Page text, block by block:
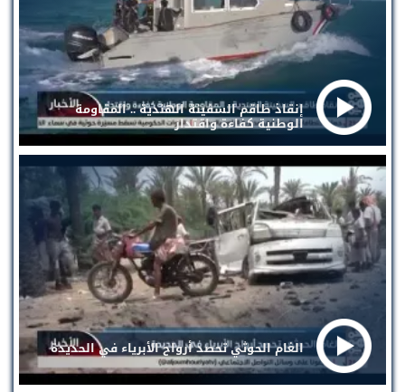
إنقاذ طاقم السفينة الهندية .. المقاومة
الوطنية كفاءة واقتدار
الغام الحوثي تحصد أرواح الأبرياء في الحديدة